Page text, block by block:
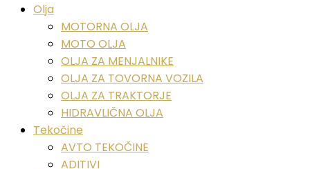
Olja
MOTORNA OLJA
MOTO OLJA
OLJA ZA MENJALNIKE
OLJA ZA TOVORNA VOZILA
OLJA ZA TRAKTORJE
HIDRAVLIČNA OLJA
Tekočine
AVTO TEKOČINE
ADITIVI